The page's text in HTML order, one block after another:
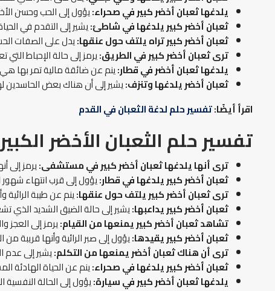
يلدغها ثعبان أخضر كبير في صحراء:يؤول إلى الحب وحسن
ثعبان أخضر كبير يلدغها في شاطئ:يشير إلى التقدم في
ثعبان أخضر كبير تراه يلتف حول عنقها:يدل على الصفات
ترى ثعبان أخضر كبير في الطريق:يرمز إلى حالة الإحباط
يلدغها ثعبان أخضر في قطار:ينم عن ضائقة مالية تمر بها
ثعبان أخضر يلدغها وتنزف:يشير إلى أن هناك بعض الحاسدين
اقرأ أيضًا:تفسير حلم لدغة الثعبان في القدم
تفسير حلم الثعبان الأخضر الكبير
ترى أنها يلدغها ثعبان أخضر كبير في مستشفى:يرمز إلى
ثعبان أخضر كبير يلدغها في قطار:يؤول إلى قرب انتهاء
ترى ثعبان أخضر كبير يلتف حول عنقها:ينم عن طيبة
ثعبان أخضر كبير يداعبها:يشير إلى حالة الضيق الشديد الذي
تشاهد ثعبان أخضر كبير يمنعها من القيام:يرمز إلى العجز
ثعبان أخضر كبير يقيدها:يؤول إلى صبر الرائية وأنها قريبة
ترى أن هناك ثعبان أخضر يمنعها من التكلم:يشير إلى عدم
ثعبان أخضر كبير يلدغها في صحراء:ينم عن الحياة الهادئة
يلدغها ثعبان أخضر كبير في سيارة:يؤول إلى الحالة النفسية